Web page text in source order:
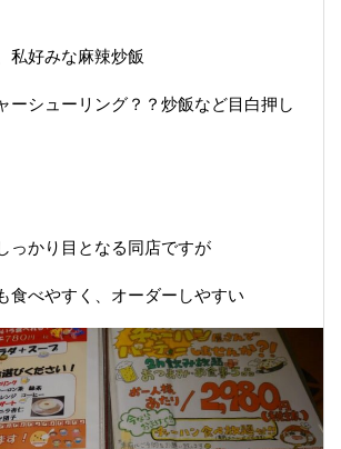
私好みな麻辣炒飯
ーシューリング？？炒飯など目白押し
っかり目となる同店ですが
食べやすく、オーダーしやすい